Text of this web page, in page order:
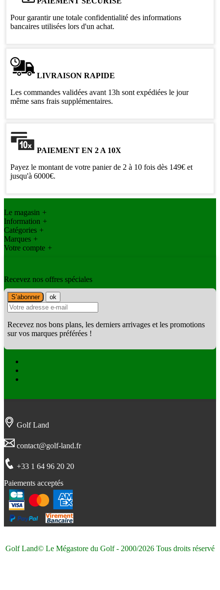
Pour garantir une totale confidentialité des informations
bancaires utilisées lors d'un achat.
LIVRAISON RAPIDE
Les commandes validées avant 13h sont expédiées le jour
même sans frais supplémentaires.
PAIEMENT EN 2 A 10X
Payez le montant de votre panier de 2 à 10 fois dès 149€ et
jusqu'à 6000€.
Le magasin +
Information +
Catégories +
Marques +
Votre compte +
Recevez nos offres spéciales
Recevez nos bons plans, les derniers arrivages et les promotions
sur vos marques préférées !
Golf Land
contact@golf-land.fr
+33 1 64 96 20 20
Paiements acceptés
Golf Land© Le Mégastore du Golf - 2000/2026 Tous droits réservé